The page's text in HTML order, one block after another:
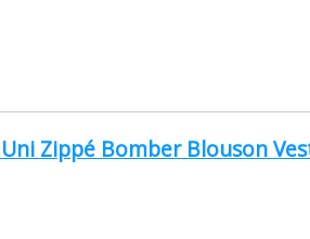
Zippé Bomber Blouson